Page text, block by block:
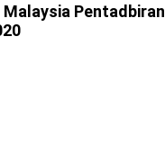
Malaysia